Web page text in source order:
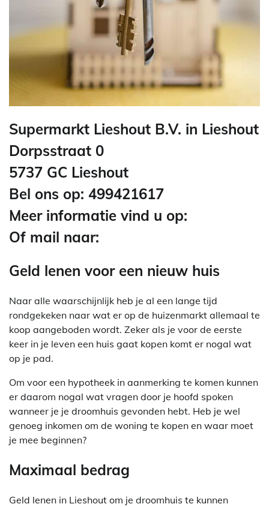
Supermarkt Lieshout B.V. in Lieshout
Dorpsstraat 0
5737 GC Lieshout
Bel ons op: 499421617
Meer informatie vind u op:
Of mail naar:
Geld lenen voor een nieuw huis
Naar alle waarschijnlijk heb je al een lange tijd
rondgekeken naar wat er op de huizenmarkt allemaal te
koop aangeboden wordt. Zeker als je voor de eerste
keer in je leven een huis gaat kopen komt er nogal wat
op je pad.
Om voor een hypotheek in aanmerking te komen kunnen
er daarom nogal wat vragen door je hoofd spoken
wanneer je je droomhuis gevonden hebt. Heb je wel
genoeg inkomen om de woning te kopen en waar moet
je mee beginnen?
Maximaal bedrag
Geld lenen in Lieshout om je droomhuis te kunnen